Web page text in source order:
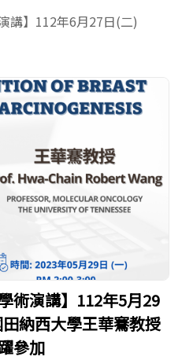
講】112年6月27日(二)
術演講】112年5月29
納西大學王華騫教授
參加